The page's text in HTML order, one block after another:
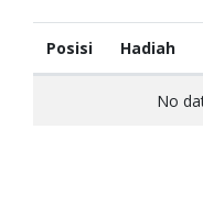
Posisi Hadiah
No